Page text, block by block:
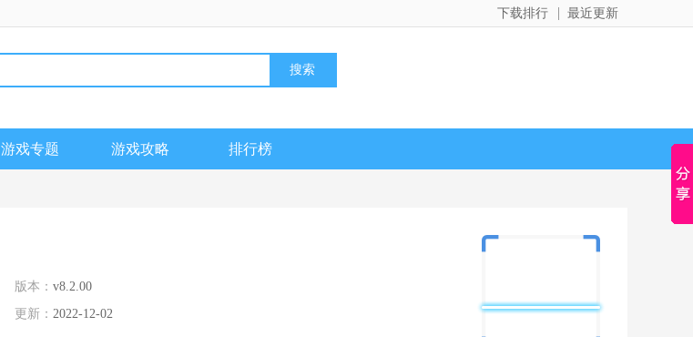
最近更新
下载排行
游戏专题 游戏攻略 排行榜
版本： v8.2.00
更新： 2022-12-02